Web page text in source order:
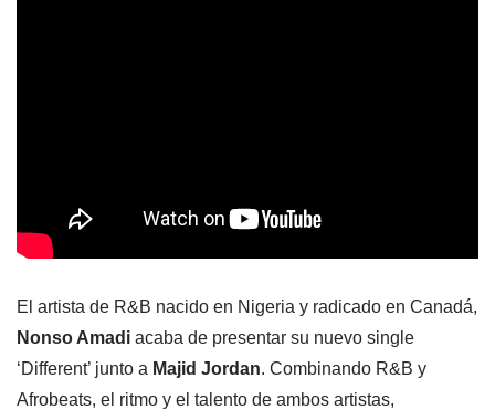
El artista de R&B nacido en Nigeria y radicado en Canadá,
Nonso Amadi acaba de presentar su nuevo single
‘Different’ junto a Majid Jordan. Combinando R&B y
Afrobeats, el ritmo y el talento de ambos artistas,